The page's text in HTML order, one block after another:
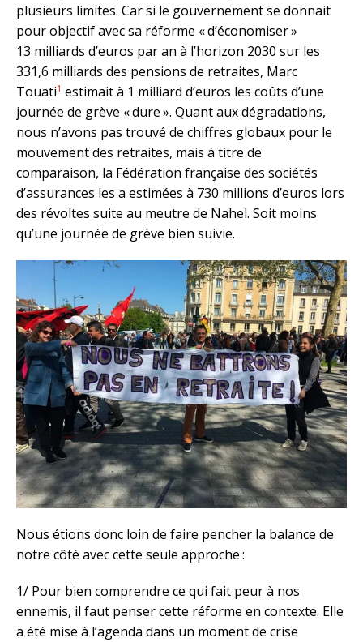
plusieurs limites. Car si le gouvernement se donnait
pour objectif avec sa réforme « d’économiser »
13 milliards d’euros par an à l’horizon 2030 sur les
331,6 milliards des pensions de retraites, Marc
Touati1 estimait à 1 milliard d’euros les coûts d’une
journée de grève « dure ». Quant aux dégradations,
nous n’avons pas trouvé de chiffres globaux pour le
mouvement des retraites, mais à titre de
comparaison, la Fédération française des sociétés
d’assurances les a estimées à 730 millions d’euros lors
des révoltes suite au meutre de Nahel. Soit moins
qu’une journée de grève bien suivie.
Nous étions donc loin de faire pencher la balance de
notre côté avec cette seule approche :
1/ Pour bien comprendre ce qui fait peur à nos
ennemis, il faut penser cette réforme en contexte. Elle
a été mise à l’agenda dans un moment de crise